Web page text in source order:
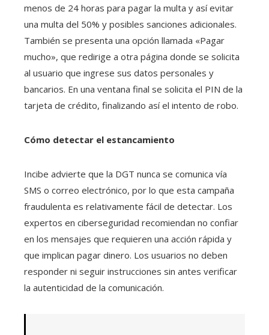
menos de 24 horas para pagar la multa y así evitar
una multa del 50% y posibles sanciones adicionales.
También se presenta una opción llamada «Pagar
mucho», que redirige a otra página donde se solicita
al usuario que ingrese sus datos personales y
bancarios. En una ventana final se solicita el PIN de la
tarjeta de crédito, finalizando así el intento de robo.
Cómo detectar el estancamiento
Incibe advierte que la DGT nunca se comunica vía
SMS o correo electrónico, por lo que esta campaña
fraudulenta es relativamente fácil de detectar. Los
expertos en ciberseguridad recomiendan no confiar
en los mensajes que requieren una acción rápida y
que implican pagar dinero. Los usuarios no deben
responder ni seguir instrucciones sin antes verificar
la autenticidad de la comunicación.